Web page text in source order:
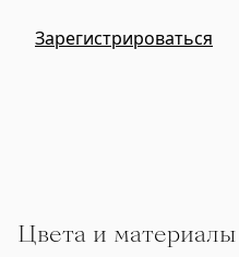
Зарегистрироваться
Цвета и материалы